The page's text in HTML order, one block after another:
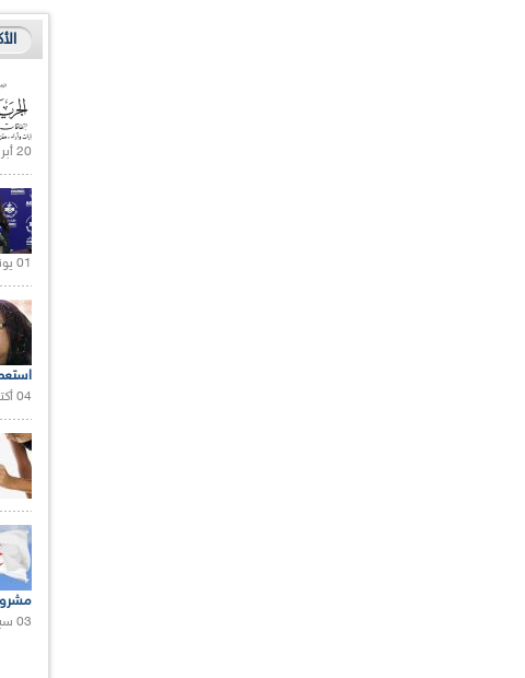
20 أبريل 2021 |
01 يونيو 2021 |
04 أكتوبر 2020 |
03 سبتمبر 2020 |